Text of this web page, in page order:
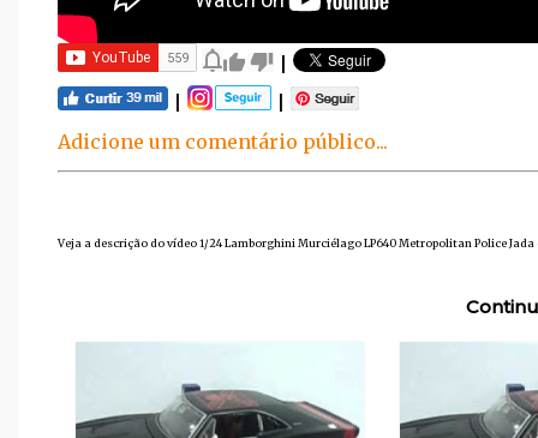
Adicione um comentário público...
Veja a descrição do vídeo 1/24 Lamborghini Murciélago LP640 Metropolitan Police Jada